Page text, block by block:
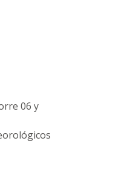
06 y